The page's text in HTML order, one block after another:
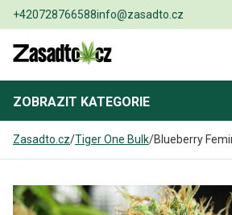
+420728766588info@zasadto.cz
ZOBRAZIT KATEGORIE
Zasadto.cz/Tiger One Bulk/Blueberry